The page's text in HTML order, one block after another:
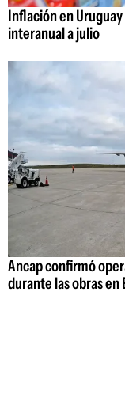
Inflación en
interanual a julio
Ancap confirmó
durante las obras en